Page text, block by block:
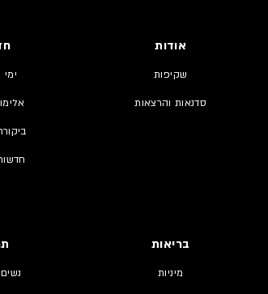
אודות
שקיפות
סדנאות והרצאות
בריאות
מיניות